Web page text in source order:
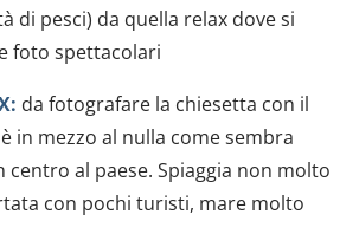
di pesci) da quella relax dove si
foto spettacolari
da fotografare la chiesetta con il
in mezzo al nulla come sembra
centro al paese. Spiaggia non molto
con pochi turisti, mare molto